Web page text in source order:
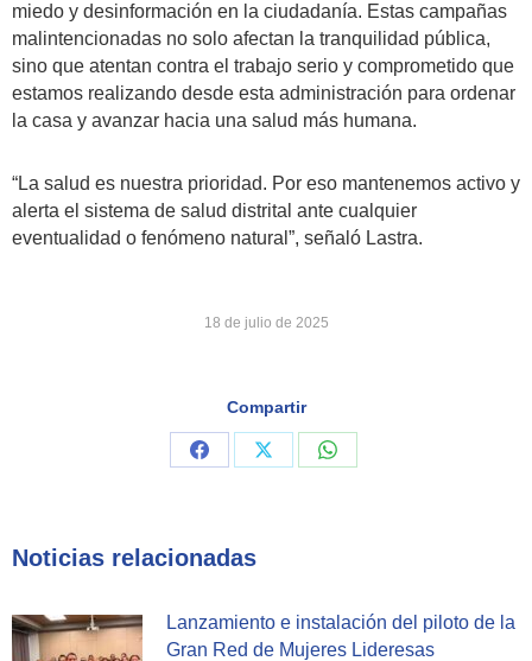
miedo y desinformación en la ciudadanía. Estas campañas
malintencionadas no solo afectan la tranquilidad pública,
sino que atentan contra el trabajo serio y comprometido que
estamos realizando desde esta administración para ordenar
la casa y avanzar hacia una salud más humana.
“La salud es nuestra prioridad. Por eso mantenemos activo y
alerta el sistema de salud distrital ante cualquier
eventualidad o fenómeno natural”, señaló Lastra.
18 de julio de 2025
Compartir
Share
Share
Share
Noticias relacionadas
Lanzamiento e instalación del piloto de la
Gran Red de Mujeres Lideresas